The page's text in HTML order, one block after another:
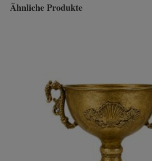
Produktgalerie überspringen
Ähnliche Produkte